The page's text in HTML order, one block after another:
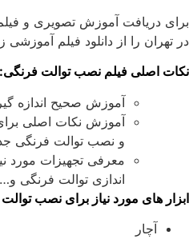
برای دریافت آموزش تصویری و
در تهران را از دانلود فیلم آموزشی
نکات اصلی فیلم نصب توالت فرنگی:
آموزش صحیح اندازه
آموزش نکات اصلی
و نصب توالت فرنگی
معرفی تجهیزات مورد
اندازی توالت فرنگی و…
ابزار های مورد نیاز برای نصب
آچار